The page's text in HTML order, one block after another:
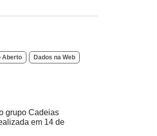
Aberto Dados na Web
grupo Cadeias
em 14 de